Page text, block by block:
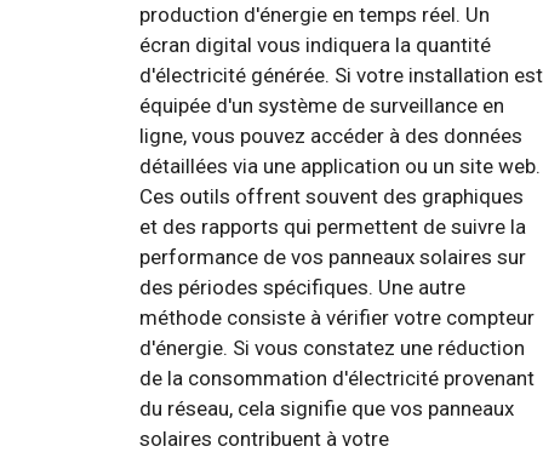
production d'énergie en temps réel. Un
écran digital vous indiquera la quantité
d'électricité générée. Si votre installation est
équipée d'un système de surveillance en
ligne, vous pouvez accéder à des données
détaillées via une application ou un site web.
Ces outils offrent souvent des graphiques
et des rapports qui permettent de suivre la
performance de vos panneaux solaires sur
des périodes spécifiques. Une autre
méthode consiste à vérifier votre compteur
d'énergie. Si vous constatez une réduction
de la consommation d'électricité provenant
du réseau, cela signifie que vos panneaux
solaires contribuent à votre